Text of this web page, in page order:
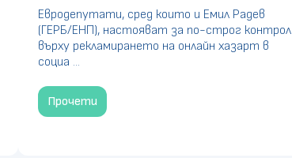
Евродепутати, сред които и Емил Радев
(ГЕРБ/ЕНП), настояват за по-строг контрол
върху рекламирането на онлайн хазарт в
социа ...
Прочети